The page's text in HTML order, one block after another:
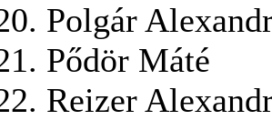
Polgár
Pődör Máté
Reizer